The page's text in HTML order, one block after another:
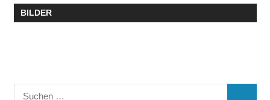
BILDER
Suchen